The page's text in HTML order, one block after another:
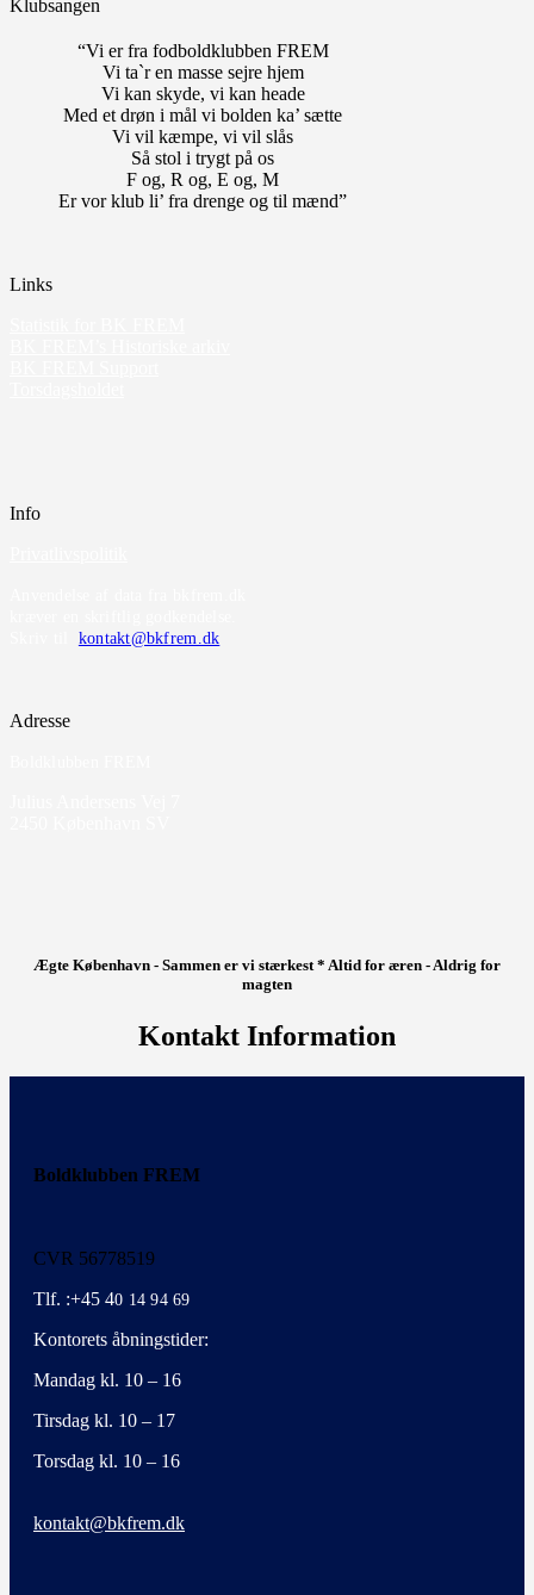
Klubsangen
“Vi er fra fodboldklubben FREM
Vi ta`r en masse sejre hjem
Vi kan skyde, vi kan heade
Med et drøn i mål vi bolden ka’ sætte
Vi vil kæmpe, vi vil slås
Så stol i trygt på os
F og, R og, E og, M
Er vor klub li’ fra drenge og til mænd”
Links
Info
kontakt@bkfrem.dk
Adresse
Ægte København - Sammen er vi stærkest * Altid for æren - Aldrig for
magten
Kontakt Information
Boldklubben FREM
CVR 56778519
Tlf. :+45 40 14 94 69
Kontorets åbningstider:
Mandag kl. 10 – 16
Tirsdag kl. 10 – 17
Torsdag kl. 10 – 16
kontakt@bkfrem.dk